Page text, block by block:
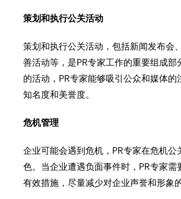
策划和执行公关活动
策划和执行公关活动，包括新闻发布会
善活动等，是PR专家工作的重要组成部
的活动，PR专家能够吸引公众和媒体的
知名度和美誉度。
危机管理
企业可能会遇到危机，PR专家在危机公
色。当企业遭遇负面事件时，PR专家需
有效措施，尽量减少对企业声誉和形象